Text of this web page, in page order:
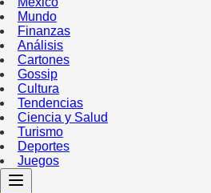
Mundo
Finanzas
Análisis
Cartones
Gossip
Cultura
Tendencias
Ciencia y Salud
Turismo
Deportes
Juegos